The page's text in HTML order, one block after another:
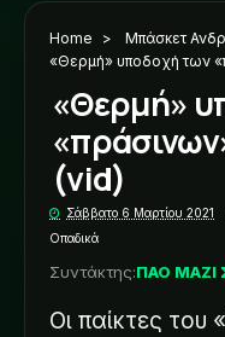
Home > Μπάσκετ
«Θερμή» υποδοχή των
«Θερμή»
(vid)
Σάββατο 6 Μαρτίου 2021
Οπαδικά
Συντάκτης:ΠΑΟ ΜΑΖΙ
Οι παίκτες του